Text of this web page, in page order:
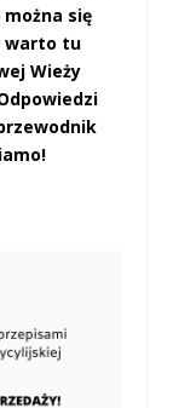
się
warto tu
Wieży